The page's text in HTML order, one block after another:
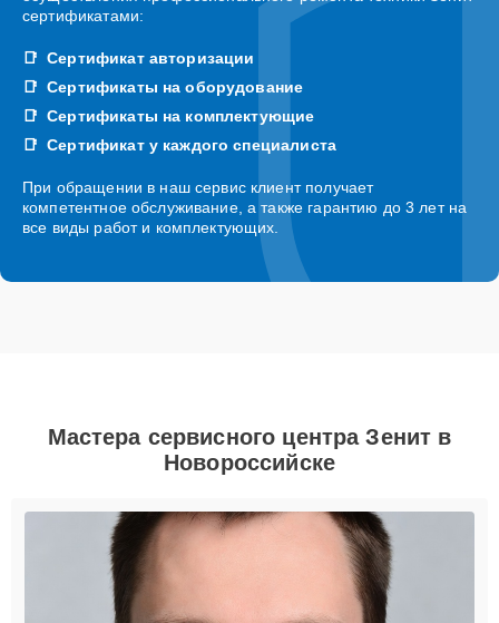
сертификатами:
Сертификат авторизации
Сертификаты на оборудование
Сертификаты на комплектующие
Сертификат у каждого специалиста
При обращении в наш сервис клиент получает
компетентное обслуживание, а также гарантию до 3 лет на
все виды работ и комплектующих.
Мастера сервисного центра Зенит в
Новороссийске